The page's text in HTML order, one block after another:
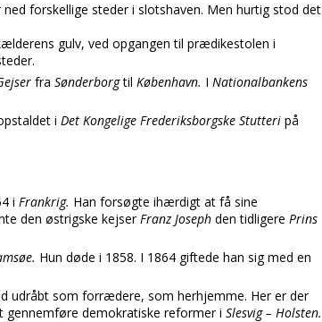
forskellige steder i slotshaven. Men hurtig stod det
gulv, ved opgangen til prædikestolen i
fra Sønderborgtil København. I Nationalbankens
i Det Kongelige Frederiksborgske Stutteri på
i Frankrig. Han forsøgte ihærdigt at få sine
den østrigske kejserFranz Joseph den tidligere Prins
Hun døde i 1858. I 1864 giftede han sig med en
udråbt som forrædere, som herhjemme. Her er der
demokratiske reformer i Slesvig – Holsten.